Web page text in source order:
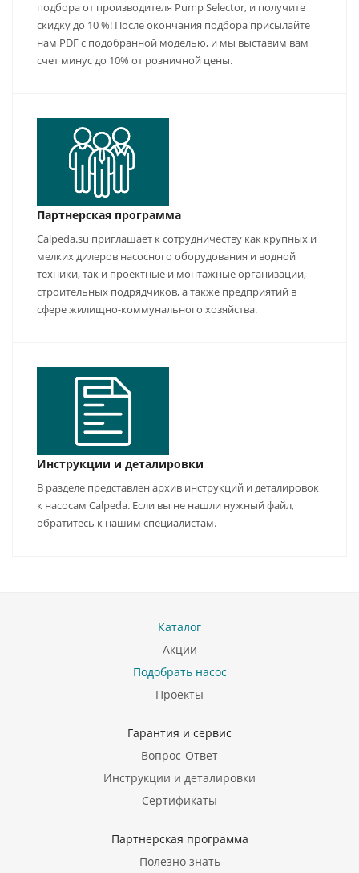
подбора от производителя Pump Selector, и получите
скидку до 10 %! После окончания подбора присылайте
нам PDF с подобранной моделью, и мы выставим вам
счет минус до 10% от розничной цены.
Партнерская программа
Calpeda.su приглашает к сотрудничеству как крупных и
мелких дилеров насосного оборудования и водной
техники, так и проектные и монтажные организации,
строительных подрядчиков, а также предприятий в
сфере жилищно-коммунального хозяйства.
Инструкции и деталировки
В разделе представлен архив инструкций и деталировок
к насосам Calpeda. Если вы не нашли нужный файл,
обратитесь к нашим специалистам.
Каталог
Акции
Подобрать насос
Проекты
Гарантия и сервис
Вопрос-Ответ
Инструкции и деталировки
Сертификаты
Партнерская программа
Полезно знать